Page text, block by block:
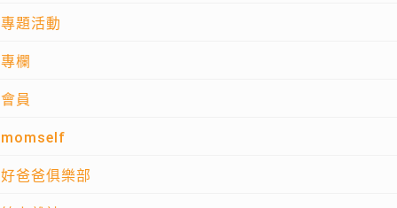
專題活動
專欄
會員
momself
好爸爸俱樂部